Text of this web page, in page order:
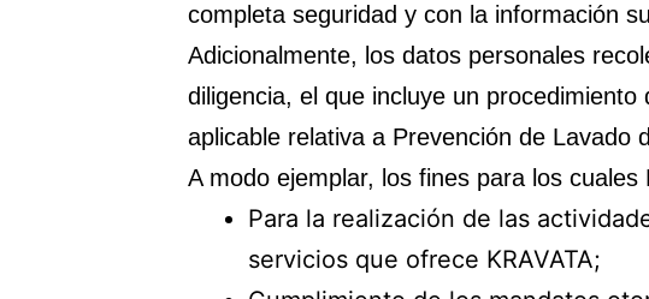
completa seguridad y con la información
Adicionalmente, los datos personales
diligencia, el que incluye un
aplicable relativa a Prevención de Lavado
A modo ejemplar, los fines para los
Para la realización de las
servicios que ofrece KRAVATA;